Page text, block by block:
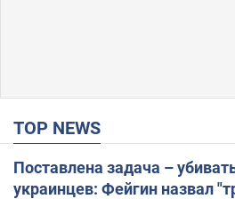
TOP NEWS
Поставлена задача –
украинцев: Фейгин назвал